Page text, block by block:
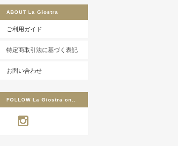
ABOUT La Giostra
ご利用ガイド
特定商取引法に基づく表記
お問い合わせ
FOLLOW La Giostra on..